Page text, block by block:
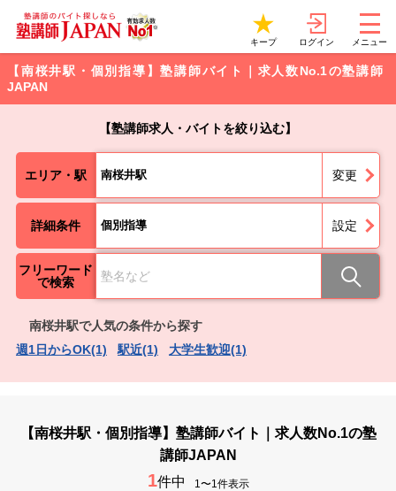
キープ ログイン メニュー
【南桜井駅・個別指導】塾講師バイト｜求人数No.1の塾講師
JAPAN
【塾講師求人・バイトを絞り込む】
エリア・駅 南桜井駅 変更
詳細条件 個別指導 設定
フリーワード
で検索
南桜井駅で人気の条件から探す
週1日からOK(1)
駅近(1) 大学生歓迎(1)
【南桜井駅・個別指導】塾講師バイト｜求人数No.1の塾
講師JAPAN
1件中 1〜1件表示